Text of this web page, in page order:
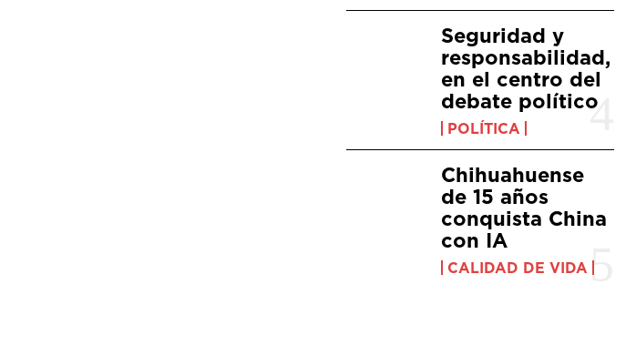
Seguridad y
responsabilidad,
en el centro del
debate político
POLÍTICA
Chihuahuense
de 15 años
conquista China
con IA
CALIDAD DE VIDA